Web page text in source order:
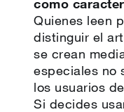
como
Quienes leen
distinguir el
se crean
especiales no
los usuarios
Si decides